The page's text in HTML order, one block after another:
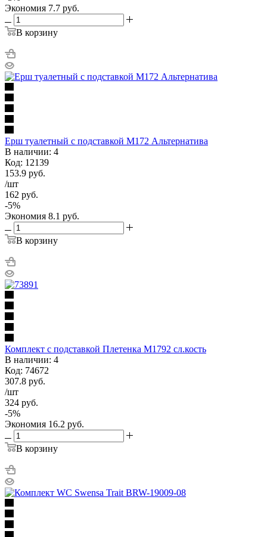
Экономия 7.7 руб.
В корзину
Ерш туалетный с подставкой М172 Альтернатива
В наличии: 4
Код: 12139
153.9 руб.
/шт
162 руб.
-5%
Экономия 8.1 руб.
В корзину
Комплект с подставкой Плетенка М1792 сл.кость
В наличии: 4
Код: 74672
307.8 руб.
/шт
324 руб.
-5%
Экономия 16.2 руб.
В корзину